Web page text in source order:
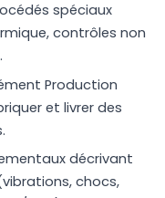
spéciaux
contrôles non
Production
et livrer des
décrivant
chocs,